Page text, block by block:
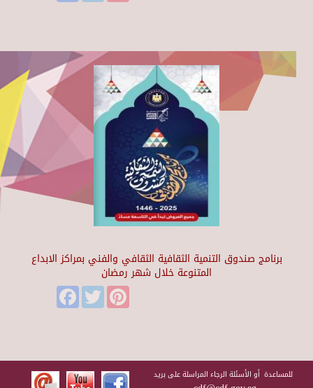
برنامج صندوق التنمية الثقافية الثقافي والفني بمراكز الابداع
المتنوعة خلال شهر رمضان
FacebookTwitter
للمساعدة أو الأسئلة الرجاء المراسلة على بريد